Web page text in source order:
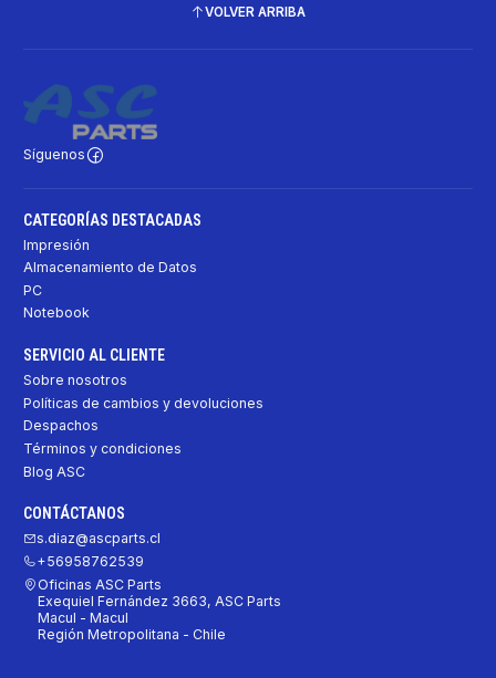
VOLVER ARRIBA
Síguenos
CATEGORÍAS DESTACADAS
Impresión
Almacenamiento de Datos
PC
Notebook
SERVICIO AL CLIENTE
Sobre nosotros
Políticas de cambios y devoluciones
Despachos
Términos y condiciones
Blog ASC
CONTÁCTANOS
s.diaz@ascparts.cl
+56958762539
Oficinas ASC Parts
Exequiel Fernández 3663, ASC Parts
Macul - Macul
Región Metropolitana - Chile